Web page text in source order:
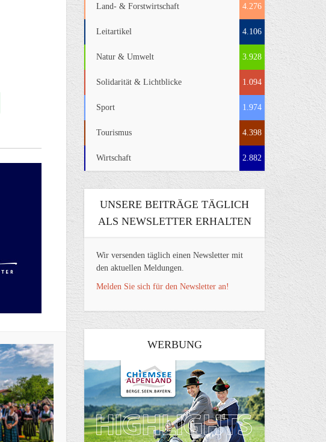
Land- & Forstwirtschaft 4.276
Leitartikel 4.106
Natur & Umwelt 3.928
Solidarität & Lichtblicke 1.094
Sport 1.974
Tourismus 4.398
Wirtschaft 2.882
UNSERE BEITRÄGE TÄGLICH
ALS NEWSLETTER ERHALTEN
Wir versenden täglich einen Newsletter mit
den aktuellen Meldungen.
Melden Sie sich für den Newsletter an!
WERBUNG